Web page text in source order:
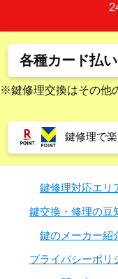
各種カード払
※鍵修理交換はその他
鍵修理で
鍵修理対応エリ
鍵交換・修理の豆
鍵のメーカー紹
プライバシーポリ